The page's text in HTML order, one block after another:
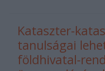
Kataszter-
tanulságai
földhivatal-